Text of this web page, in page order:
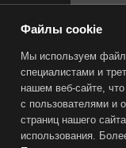
2026
Файлы cookie
Мы используем
специалистами и
нашем веб-сайте,
с пользователями и
страниц нашего
использования.